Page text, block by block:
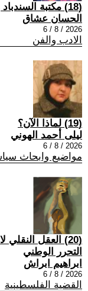
(18) مكتبة السندباد وشاشات الهاتف النقال
الحسان عشاق
2026 / 8 / 6
الادب والفن
(19) لماذا الآن؟
ليلى أحمد الهوني
2026 / 8 / 6
مواضيع وابحاث
(20) العقل
التحرر الوطني
ابراهيم ابراش
2026 / 8 / 6
القضية الفلسطينية